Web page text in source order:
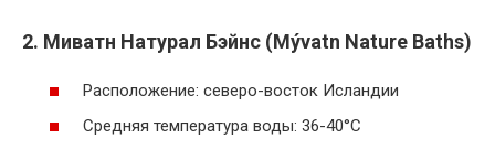
2. Миватн Натурал Бэйнс (Mývatn Nature Baths)
Расположение: северо-восток Исландии
Средняя температура воды: 36-40°С